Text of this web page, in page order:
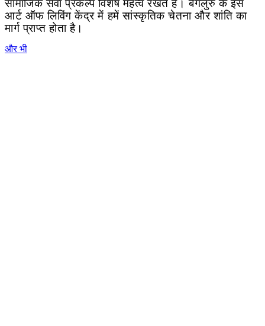
सामाजिक सेवा प्रकल्प विशेष महत्व रखते हैं। बेंगलुरु के इस
आर्ट ऑफ लिविंग केंद्र में हमें सांस्कृतिक चेतना और शांति का
मार्ग प्राप्त होता है।
और भी